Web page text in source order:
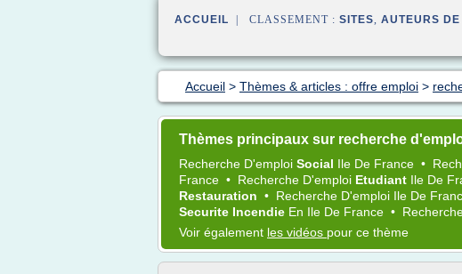
ACCUEIL | CLASSEMENT : SITES, AUTEURS DE
Accueil > Thèmes & articles : offre emploi >
Thèmes principaux sur recherche
Recherche D'emploi Social Ile De France •
France • Recherche D'emploi Etudiant Ile De
Restauration • Recherche D'emploi Ile De
Securite Incendie En Ile De France •
Voir également les vidéos pour ce thème